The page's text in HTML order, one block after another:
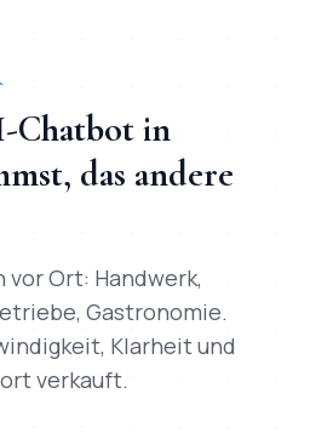
Chatbotin
das andere
vor Ort: Handwerk,
Gastronomie.
Klarheit und
verkauft.